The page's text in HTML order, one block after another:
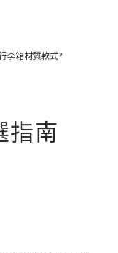
李箱材質款式?
指南